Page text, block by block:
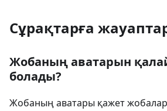
Сұрақтарға
Жобаның аватарын
болады?
Жобаның аватары қажет